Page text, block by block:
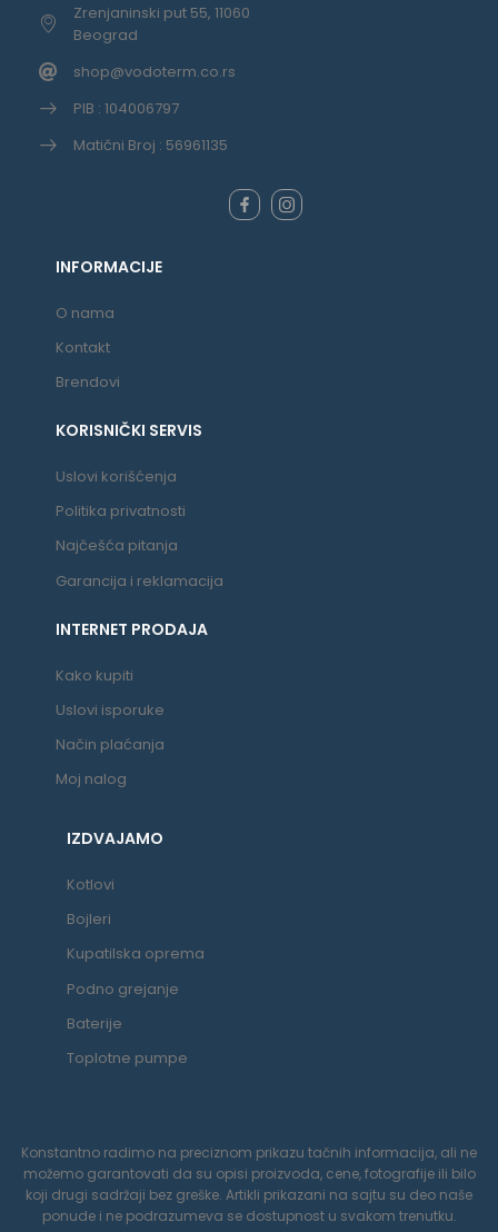
Zrenjaninski put 55, 11060
Beograd
shop@vodoterm.co.rs
PIB : 104006797
Matični Broj : 56961135
INFORMACIJE
O nama
Kontakt
Brendovi
KORISNIČKI SERVIS
Uslovi korišćenja
Politika privatnosti
Najčešća pitanja
Garancija i reklamacija
INTERNET PRODAJA
Kako kupiti
Uslovi isporuke
Način plaćanja
Moj nalog
IZDVAJAMO
Kotlovi
Bojleri
Kupatilska oprema
Podno grejanje
Baterije
Toplotne pumpe
Konstantno radimo na preciznom prikazu tačnih informacija, ali ne
možemo garantovati da su opisi proizvoda, cene, fotografije ili bilo
koji drugi sadržaji bez greške. Artikli prikazani na sajtu su deo naše
ponude i ne podrazumeva se dostupnost u svakom trenutku.